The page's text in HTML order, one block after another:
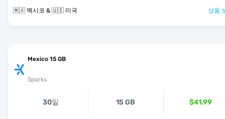
🇲🇽 멕시코 & 🇺🇸 미국 상품
Mexico 15 GB
Sparks
30일 15 GB $41.99